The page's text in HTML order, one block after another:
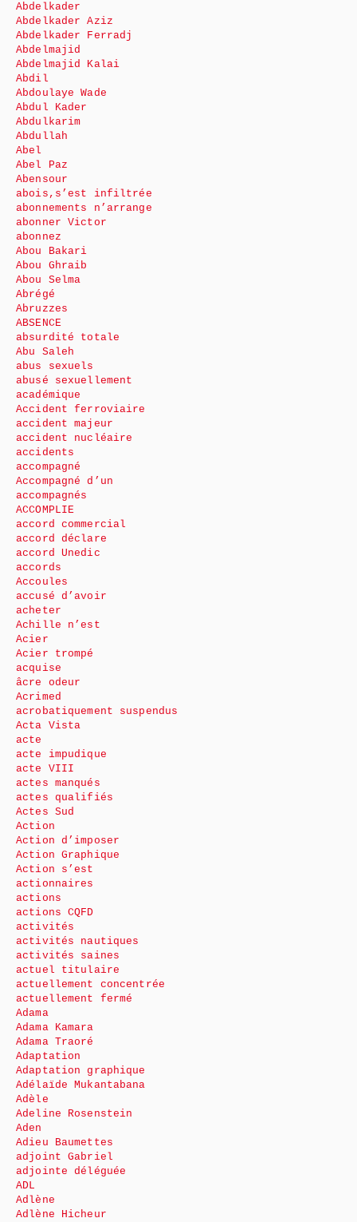
Abdelkader
Abdelkader Aziz
Abdelkader Ferradj
Abdelmajid
Abdelmajid Kalai
Abdil
Abdoulaye Wade
Abdul Kader
Abdulkarim
Abdullah
Abel
Abel Paz
Abensour
abois,s’est infiltrée
abonnements n’arrange
abonner Victor
abonnez
Abou Bakari
Abou Ghraib
Abou Selma
Abrégé
Abruzzes
ABSENCE
absurdité totale
Abu Saleh
abus sexuels
abusé sexuellement
académique
Accident ferroviaire
accident majeur
accident nucléaire
accidents
accompagné
Accompagné d’un
accompagnés
ACCOMPLIE
accord commercial
accord déclare
accord Unedic
accords
Accoules
accusé d’avoir
acheter
Achille n’est
Acier
Acier trompé
acquise
âcre odeur
Acrimed
acrobatiquement suspendus
Acta Vista
acte
acte impudique
acte VIII
actes manqués
actes qualifiés
Actes Sud
Action
Action d’imposer
Action Graphique
Action s’est
actionnaires
actions
actions CQFD
activités
activités nautiques
activités saines
actuel titulaire
actuellement concentrée
actuellement fermé
Adama
Adama Kamara
Adama Traoré
Adaptation
Adaptation graphique
Adélaïde Mukantabana
Adèle
Adeline Rosenstein
Aden
Adieu Baumettes
adjoint Gabriel
adjointe déléguée
ADL
Adlène
Adlène Hicheur